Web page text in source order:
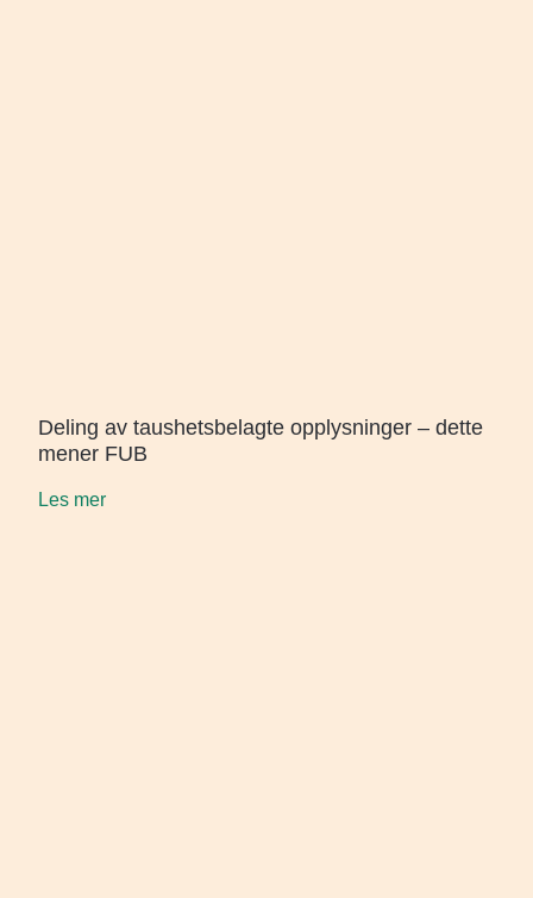
Deling av taushetsbelagte opplysninger – dette
mener FUB
Les mer